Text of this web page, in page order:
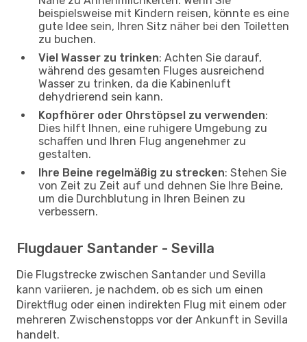
beispielsweise mit Kindern reisen, könnte es eine
gute Idee sein, Ihren Sitz näher bei den Toiletten
zu buchen.
Viel Wasser zu trinken: Achten Sie darauf,
während des gesamten Fluges ausreichend
Wasser zu trinken, da die Kabinenluft
dehydrierend sein kann.
Kopfhörer oder Ohrstöpsel zu verwenden:
Dies hilft Ihnen, eine ruhigere Umgebung zu
schaffen und Ihren Flug angenehmer zu
gestalten.
Ihre Beine regelmäßig zu strecken: Stehen Sie
von Zeit zu Zeit auf und dehnen Sie Ihre Beine,
um die Durchblutung in Ihren Beinen zu
verbessern.
Flugdauer Santander - Sevilla
Die Flugstrecke zwischen Santander und Sevilla
kann variieren, je nachdem, ob es sich um einen
Direktflug oder einen indirekten Flug mit einem oder
mehreren Zwischenstopps vor der Ankunft in Sevilla
handelt.